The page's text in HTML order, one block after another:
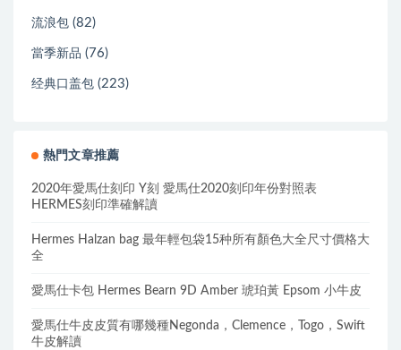
流浪包 (82)
當季新品 (76)
经典口盖包 (223)
熱門文章推薦
2020年愛馬仕刻印 Y刻 愛馬仕2020刻印年份對照表
HERMES刻印準確解讀
Hermes Halzan bag 最年輕包袋15种所有顏色大全尺寸價格大
全
愛馬仕卡包 Hermes Bearn 9D Amber 琥珀黃 Epsom 小牛皮
愛馬仕牛皮皮質有哪幾種Negonda，Clemence，Togo，Swift
牛皮解讀